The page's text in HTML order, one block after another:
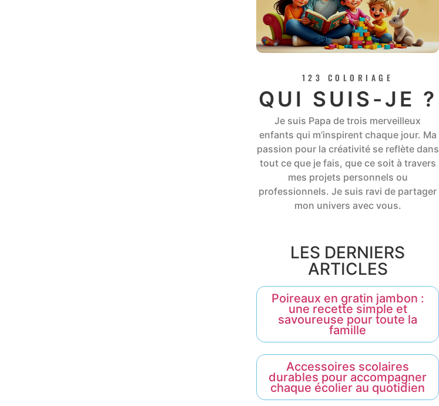
123 COLORIAGE
QUI SUIS-JE ?
Je suis Papa de trois merveilleux
enfants qui m’inspirent chaque jour. Ma
passion pour la créativité se reflète dans
tout ce que je fais, que ce soit à travers
mes projets personnels ou
professionnels. Je suis ravi de partager
mon univers avec vous.
LES DERNIERS
ARTICLES
Poireaux en gratin jambon :
une recette simple et
savoureuse pour toute la
famille
Accessoires scolaires
durables pour accompagner
chaque écolier au quotidien